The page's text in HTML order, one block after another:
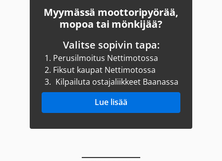
Myymässä moottoripyörää,
mopoa tai mönkijää?
Valitse sopivin tapa:
1. Perusilmoitus Nettimotossa
2. Fiksut kaupat Nettimotossa
3. Kilpailuta ostajaliikkeet Baanassa
Lue lisää